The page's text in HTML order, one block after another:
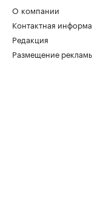
О компании
Контактная
Редакция
Размещение